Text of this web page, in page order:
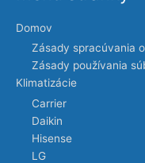
Domov
Zásady spracúvania
Zásady používania
Klimatizácie
Carrier
Daikin
Hisense
LG